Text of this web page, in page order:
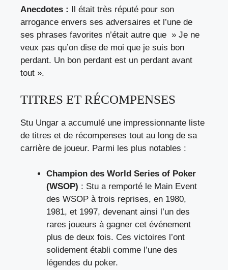
Anecdotes :
Il était très réputé pour son
arrogance envers ses adversaires et l’une de
ses phrases favorites n’était autre que » Je ne
veux pas qu’on dise de moi que je suis bon
perdant. Un bon perdant est un perdant avant
tout ».
TITRES ET RÉCOMPENSES
Stu Ungar a accumulé une impressionnante liste
de titres et de récompenses tout au long de sa
carrière de joueur. Parmi les plus notables :
Champion des World Series of Poker
(WSOP) : Stu a remporté le Main Event
des WSOP à trois reprises, en 1980,
1981, et 1997, devenant ainsi l’un des
rares joueurs à gagner cet événement
plus de deux fois. Ces victoires l’ont
solidement établi comme l’une des
légendes du poker.